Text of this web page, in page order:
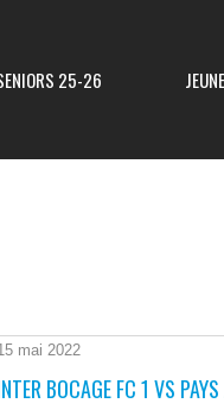
25-26
mai 2022
BOCAGE FC 1 VS